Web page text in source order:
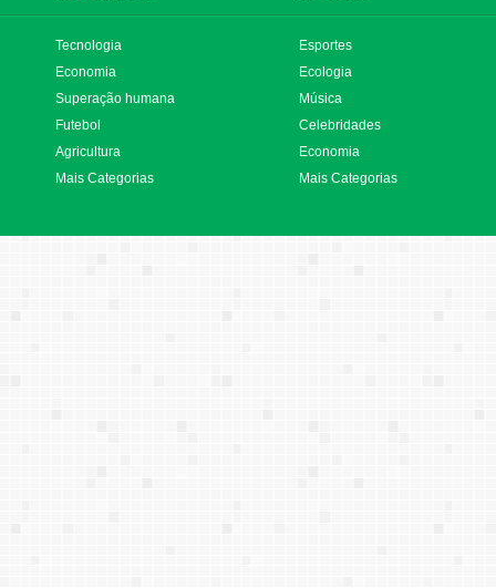
Tecnologia
Economia
Superação humana
Futebol
Agricultura
Mais Categorias
Esportes
Ecologia
Música
Celebridades
Economia
Mais Categorias